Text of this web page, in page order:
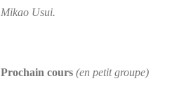
Mikao Usui.
Prochain cours (en petit groupe)